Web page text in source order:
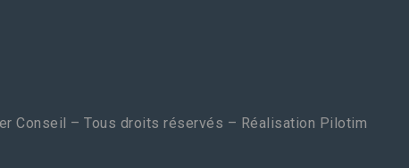
Conseil – Tous droits réservés – Réalisation Pilotim